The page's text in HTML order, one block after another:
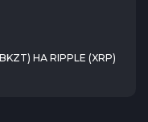
НА RIPPLE (XRP)